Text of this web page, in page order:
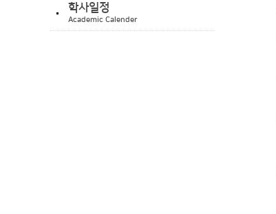
학사일정
Academic Calender